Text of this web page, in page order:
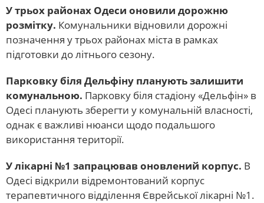
У трьох районах Одеси оновили дорожню
розмітку. Комунальники відновили дорожні
позначення у трьох районах міста в рамках
підготовки до літнього сезону.
Парковку біля Дельфіну планують залишити
комунальною. Парковку біля стадіону «Дельфін» в
Одесі планують зберегти у комунальній власності,
однак є важливі нюанси щодо подальшого
використання території.
У лікарні №1 запрацював оновлений корпус. В
Одесі відкрили відремонтований корпус
терапевтичного відділення Єврейської лікарні №1.